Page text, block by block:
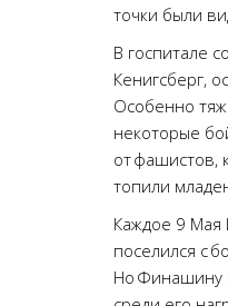
точки были
В госпитале
Кенигсберг,
Особенно
некоторые
от фашистов,
топили
Каждое 9 Мая
поселился с
Но Финашину